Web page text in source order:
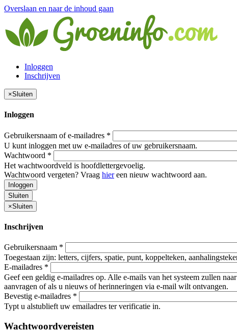
Overslaan en naar de inhoud gaan
Inloggen
Inschrijven
×Sluiten
Inloggen
Gebruikersnaam of e-mailadres *
U kunt inloggen met uw e-mailadres of uw gebruikersnaam.
Wachtwoord *
Het wachtwoordveld is hoofdlettergevoelig.
Wachtwoord vergeten? Vraag hiereen nieuw wachtwoord aan.
Inloggen
Sluiten
×Sluiten
Inschrijven
Gebruikersnaam *
Toegestaan zijn: letters, cijfers, spatie, punt, koppelteken,
E-mailadres *
Geef een geldig e-mailadres op. Alle e-mails van het systeem zullen
aanvragen of als u nieuws of herinneringen via e-mail wilt ontvangen.
Bevestig e-mailadres *
Typt u alstublieft uw emailadres ter verificatie in.
Wachtwoordvereisten